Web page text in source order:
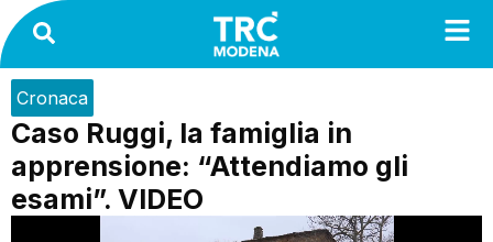
Cronaca
Caso Ruggi, la famiglia in
apprensione: “Attendiamo gli
esami”. VIDEO